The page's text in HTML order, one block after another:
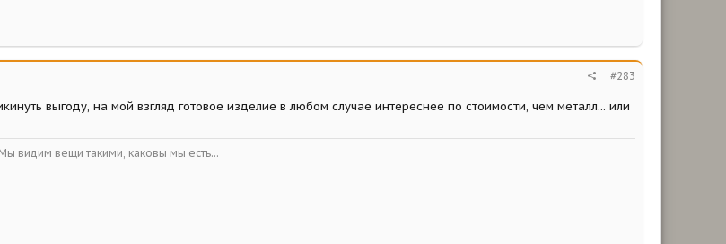
#283
выгоду, на мой взгляд готовое изделие в любом случае интереснее по стоимости, чем металл... или
видим вещи такими, каковы мы есть...